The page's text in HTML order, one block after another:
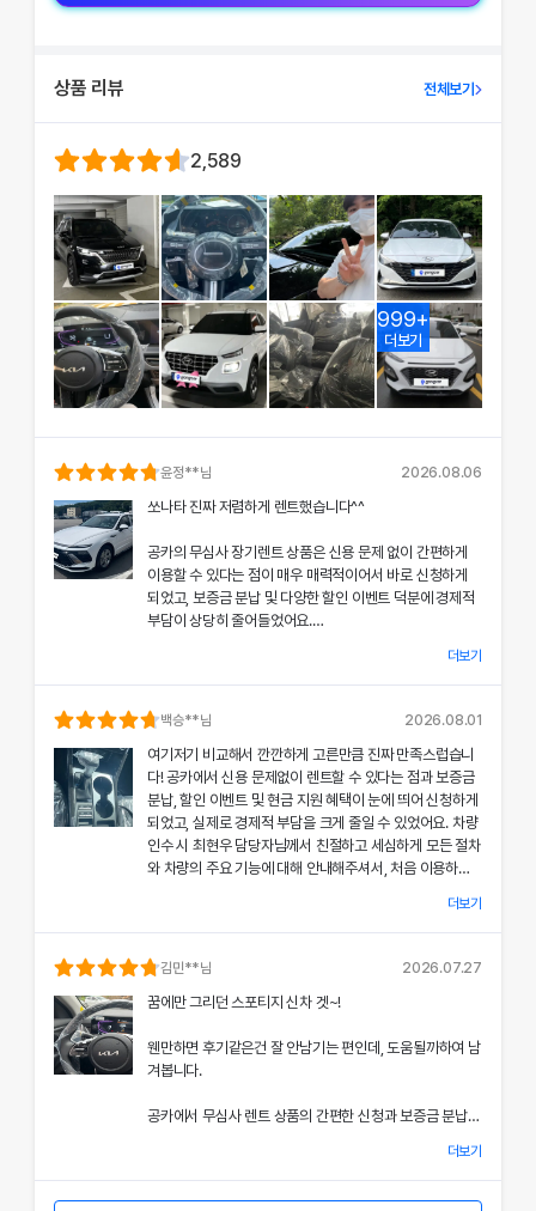
상품 리뷰 전체보기
2,589
999+
더보기
윤정**님 2026.08.06
쏘나타 진짜 저렴하게 렌트했습니다^^
공카의 무심사 장기렌트 상품은 신용 문제 없이 간편하게
이용할 수 있다는 점이 매우 매력적이어서 바로 신청하게
되었고, 보증금 분납 및 다양한 할인 이벤트 덕분에 경제적
부담이 상당히 줄어들었어요.
차량 인수 시 장민혁 담당자님께서 친절하고 꼼꼼하게 신차
의 상태와 각종 기능에 대해 설명해주셔서, 처음 이용하는
분들도 부담 없이 서비스를 체험할 수 있었어요.
공카의 본부 직거래 시스템으로 중간 마진 없이 합리적인
렌트료를 제공받았고, 즉시 출고되는 신차 덕분에 긴급 상
황에서도 차질 없이 차량을 이용할 수 있었던 점이 특히 인
상 깊었어요.
쏘나타의 세련된 디자인과 최신 편의 기능, 그리고 안전 장
치에 대한 세심한 관리가 직접 눈으로 확인되면서 전체적인
다시 이용하고 싶은 강력한 동기가 되었어요.
돋보여 제게 잊지 못할 기억으로 남았으며, 이 만족스러운
더보기
백승**님 2026.08.01
여기저기 비교해서 깐깐하게 고른만큼 진짜 만족스럽습니
다! 공카에서 신용 문제없이 렌트할 수 있다는 점과 보증금
분납, 할인 이벤트 및 현금 지원 혜택이 눈에 띄어 신청하게
되었고, 실제로 경제적 부담을 크게 줄일 수 있었어요. 차량
인수 시 최현우 담당자님께서 친절하고 세심하게 모든 절차
와 차량의 주요 기능에 대해 안내해주셔서, 처음 이용하는
공카의 본부 직거래 시스템 덕분에 렌트료가 매우 합리적으
로 책정되었고, 필요할 때마다 즉시 출고되는 신차 시스템
은 제 일정에 맞춰 안정적으로 차량을 이용할 수 있도록 도
와주었어요.
쏘나타의 우아한 디자인과 최신 편의 기능, 그리고 안전장
치에 대한 상세한 설명은 제 기대 이상이었으며, 전 과정에
어요.
도 공카를 우선적으로 이용하게 만들 정도로 만족스러웠으
더보기
김민**님 2026.07.27
꿈에만 그리던 스포티지 신차 겟~!
웬만하면 후기같은건 잘 안남기는 편인데, 도움될까하여 남
겨봅니다.
공카에서 무심사 렌트 상품의 간편한 신청과 보증금 분납,
차량 인수 시 이준호 담당자님께서 따뜻하면서도 세심하게
더보기
'(주)공카'는 (이하 '회사'는) 고객님의 개인정보를 중요시하며, "정보
통신망 이용촉진 및 정보보호"에 관한 법률을 준수하고 있습니다.
회사는 개인정보처리방침을 통하여 고객님께서 제공하시는 개인정보
가 어떠한 용도와 방식으로 이용되고 있으며, 개인정보보호를 위해 어
떠한 조치가 취해지고 있는지 알려드립니다.
회사는 개인정보처리방침을 개정하는 경우 웹사이트 공지사항(또는